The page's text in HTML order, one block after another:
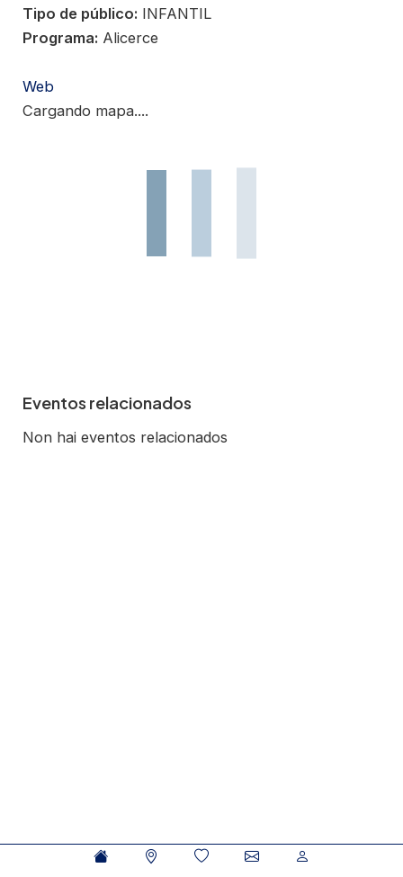
Tipo de público: INFANTIL
Programa: Alicerce
Web
Cargando mapa....
Eventos relacionados
Non hai eventos relacionados